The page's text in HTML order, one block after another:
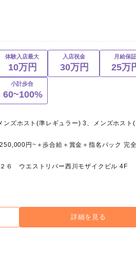
体験入店最大
10万円
入店祝金
30万円
月給保証
25万
小計歩合
60~100%
６ ウエストリバー西川モザイクビル 4F
詳細を見る